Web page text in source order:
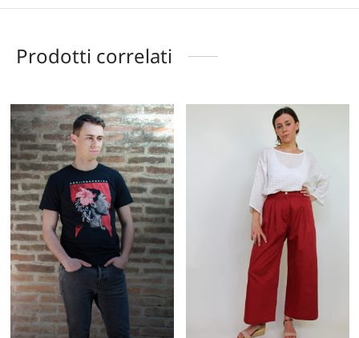
Prodotti correlati